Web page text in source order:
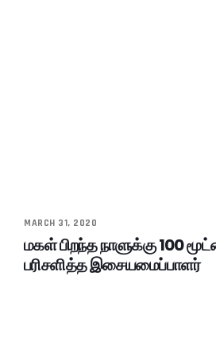
MARCH 31, 2020
மகள் பிறந்த நாளுக்கு 100
பரிசளித்த இசையமைப்பாளர்